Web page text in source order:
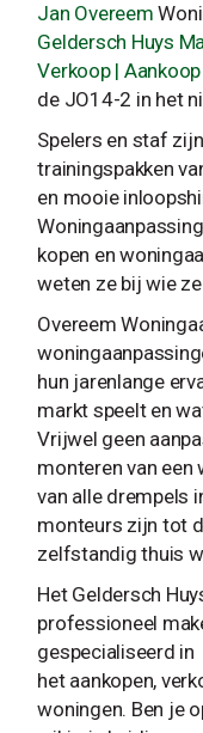
Jan Overeem
Geldersch Huys
Verkoop |
de JO14-2 in het
Spelers en staf
trainingspakken
en mooie
kopen en
weten ze bij wie
Overeem
hun jarenlange
markt speelt en
Vrijwel geen
monteren van een
van alle drempels
monteurs zijn tot
zelfstandig thuis
Het Geldersch
professioneel
gespecialiseerd in
het aankopen,
woningen. Ben je